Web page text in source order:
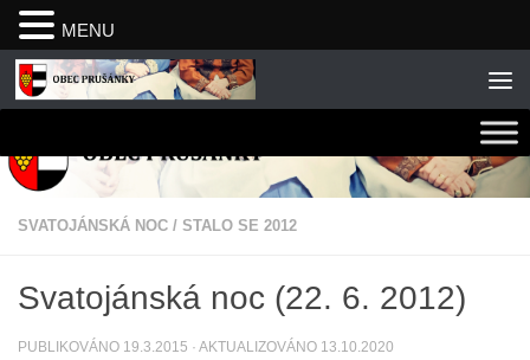
Skip to content
SVATOJÁNSKÁ NOC / STALO SE 2012
Svatojánská noc (22. 6. 2012)
PUBLIKOVÁNO 19.3.2015 · AKTUALIZOVÁNO 13.10.2020
MENU